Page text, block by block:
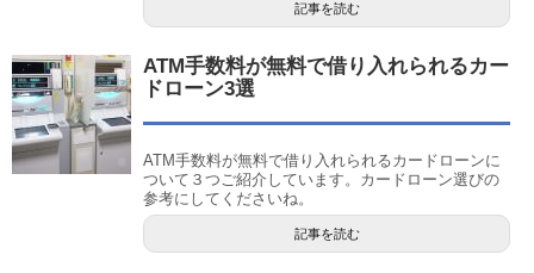
記事を読む
ATM手数料が無料で借り入れられるカー
ドローン3選
ATM手数料が無料で借り入れられるカードローンに
ついて３つご紹介しています。カードローン選びの
参考にしてくださいね。
記事を読む